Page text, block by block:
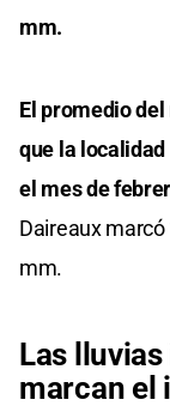
mm.
El promedio
que la
el mes de
Daireaux
mm.
Las
marcan el